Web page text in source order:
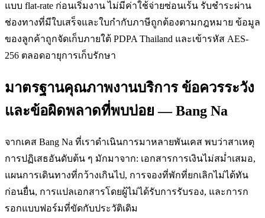
แบบ flat-rate ก่อนเริ่มงาน ไม่มีค่าใช้จ่ายซ่อนเร้น รับชำระผ่าน
ช่องทางที่มีใบเสร็จและใบกำกับภาษีถูกต้องตามกฎหมาย ข้อมูล
ของลูกค้าถูกจัดเก็บภายใต้ PDPA Thailand และเข้ารหัส AES-
256 ตลอดอายุการเก็บรักษา
มาตรฐานคุณภาพงานบริการ ข้อควรระวัง
และข้อผิดพลาดที่พบบ่อย — Bang Na
จากเคส Bang Na ที่เราดำเนินการมาหลายพันเคส พบว่าสาเหตุ
การปฏิเสธอันดับต้น ๆ มักมาจาก: เอกสารการเงินไม่สม่ำเสมอ,
แผนการเดินทางที่กว้างเกินไป, การจองที่พักที่ยกเลิกไม่ได้ทัน
ก่อนยื่น, การแปลเอกสารโดยผู้ไม่ได้รับการรับรอง, และการก
รอกแบบฟอร์มที่ขัดกับประวัติเดิม